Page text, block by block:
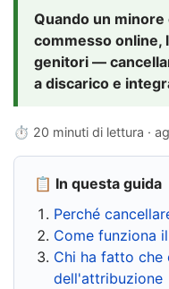
Quando un
commesso online,
genitori —
a discarico e
⏱ 20 minuti di lettura ·
📋 In questa guida
Perché
Come funziona
Chi ha fatto che
dell'attribuzione